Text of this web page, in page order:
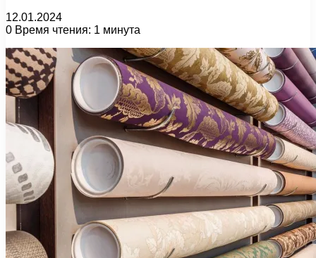
12.01.2024
0 Время чтения: 1 минута